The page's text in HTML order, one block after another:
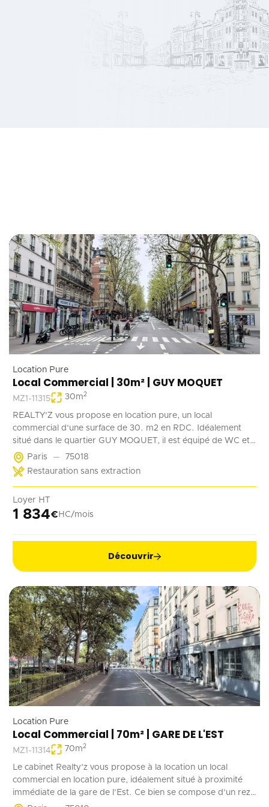
Location Pure
Local Commercial | 30m² | GUY MOQUET
MZ1-11315 30m2
REALTY'Z vous propose en location pure, un local
commercial d'une surface de 30. m2 en RDC. Idéalement
situé dans le quartier GUY MOQUET, il est équipé de WC et
d'un point d'eau. Il convient parfaitement à une activité de
coffee shop, barber, alimentation ...
Paris
75018
Restauration sans extraction
Loyer HT
1 834€ HC/mois
Découvrir
Location Pure
Local Commercial | 70m² | GARE DE L'EST
MZ1-11314 70m2
Le cabinet Realty’z vous propose à la location un local
commercial en location pure, idéalement situé à proximité
immédiate de la gare de l’Est. Ce bien se compose d’un rez-
de-chaussée de 70 m² accessible à la fois depuis la rue et les